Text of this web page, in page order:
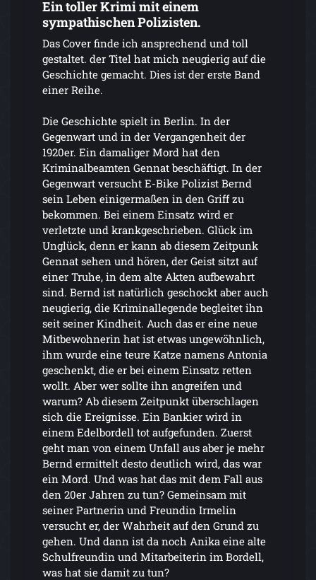
Ein toller Krimi mit einem
sympathischen Polizisten.
Das Cover finde ich ansprechend und toll
gestaltet. der Titel hat mich neugierig auf die
Geschichte gemacht. Dies ist der erste Band
einer Reihe.
Die Geschichte spielt in Berlin. In der
Gegenwart und in der Vergangenheit der
1920er. Ein damaliger Mord hat den
Kriminalbeamten Gennat beschäftigt. In der
Gegenwart versucht E-Bike Polizist Bernd
sein Leben einigermaßen in den Griff zu
bekommen. Bei einem Einsatz wird er
verletzte und krankgeschrieben. Glück im
Unglück, denn er kann ab diesem Zeitpunk
Gennat sehen und hören, der Geist sitzt auf
einer Truhe, in dem alte Akten aufbewahrt
sind. Bernd ist natürlich geschockt aber auch
neugierig, die Kriminallegende begleitet ihn
seit seiner Kindheit. Auch das er eine neue
Mitbewohnerin hat ist etwas ungewöhnlich,
ihm wurde eine teure Katze namens Antonia
geschenkt, die er bei einem Einsatz retten
wollt. Aber wer sollte ihn angreifen und
warum? Ab diesem Zeitpunkt überschlagen
sich die Ereignisse. Ein Bankier wird in
einem Edelbordell tot aufgefunden. Zuerst
geht man von einem Unfall aus aber je mehr
Bernd ermittelt desto deutlich wird, das war
ein Mord. Und was hat das mit dem Fall aus
den 20er Jahren zu tun? Gemeinsam mit
seiner Partnerin und Freundin Irmelin
versucht er, der Wahrheit auf den Grund zu
gehen. Und dann ist da noch Anika eine alte
Schulfreundin und Mitarbeiterin im Bordell,
was hat sie damit zu tun?